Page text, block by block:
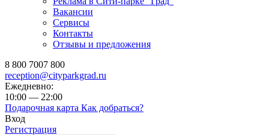
Вакансии
Сервисы
Контакты
Отзывы и предложения
8 800 7007 800
reception@cityparkgrad.ru
Ежедневно:
10:00 — 22:00
Подарочная карта Как добраться?
Вход
Регистрация